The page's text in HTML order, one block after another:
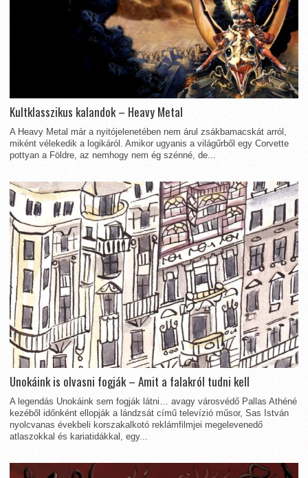
Kultklasszikus kalandok – Heavy Metal
A Heavy Metal már a nyitójelenetében nem árul zsákbamacskát arról,
miként vélekedik a logikáról. Amikor ugyanis a világűrből egy Corvette
pottyan a Földre, az nemhogy nem ég szénné, de...
Unokáink is olvasni fogják – Amit a falakról tudni kell
A legendás Unokáink sem fogják látni… avagy városvédő Pallas Athéné
kezéből időnként ellopják a lándzsát című televízió műsor, Sas István
nyolcvanas évekbeli korszakalkotó reklámfilmjei megelevenedő
atlaszokkal és kariatidákkal, egy...